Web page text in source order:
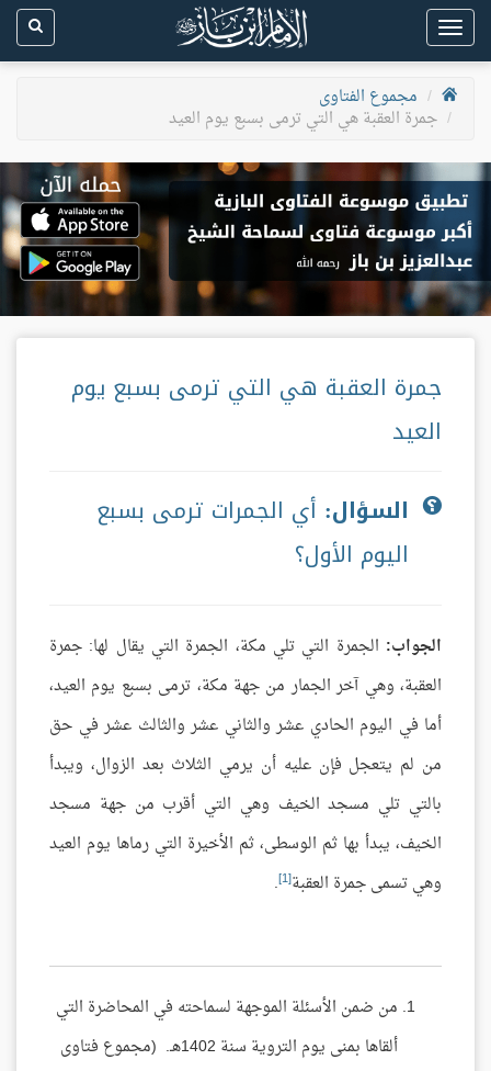
Toggle
navigation
مجموع الفتاوى
جمرة العقبة هي التي ترمى بسبع يوم العيد
جمرة العقبة هي التي ترمى بسبع يوم
العيد
السؤال: أي الجمرات ترمى بسبع
اليوم الأول؟
الجواب: الجمرة التي تلي مكة، الجمرة التي يقال لها: جمرة
العقبة، وهي آخر الجمار من جهة مكة، ترمى بسبع يوم العيد،
أما في اليوم الحادي عشر والثاني عشر والثالث عشر في حق
من لم يتعجل فإن عليه أن يرمي الثلاث بعد الزوال، ويبدأ
بالتي تلي مسجد الخيف وهي التي أقرب من جهة مسجد
الخيف، يبدأ بها ثم الوسطى، ثم الأخيرة التي رماها يوم العيد
وهي تسمى جمرة العقبة[1]
.
من ضمن الأسئلة الموجهة لسماحته في المحاضرة التي
ألقاها بمنى يوم التروية سنة 1402هـ. (مجموع فتاوى